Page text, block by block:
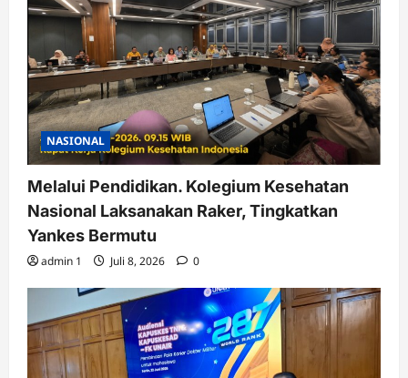
NASIONAL
Melalui Pendidikan. Kolegium Kesehatan
Nasional Laksanakan Raker, Tingkatkan
Yankes Bermutu
admin 1 Juli 8, 2026 0